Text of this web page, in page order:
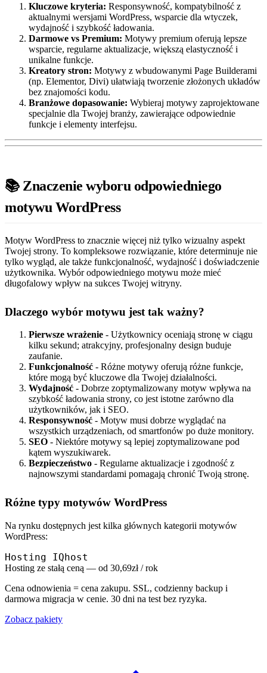
Kluczowe kryteria: Responsywność, kompatybilność z
aktualnymi wersjami WordPress, wsparcie dla wtyczek,
wydajność i szybkość ładowania.
Darmowe vs Premium: Motywy premium oferują lepsze
wsparcie, regularne aktualizacje, większą elastyczność i
unikalne funkcje.
Kreatory stron: Motywy z wbudowanymi Page Builderami
(np. Elementor, Divi) ułatwiają tworzenie złożonych układów
bez znajomości kodu.
Branżowe dopasowanie: Wybieraj motywy zaprojektowane
specjalnie dla Twojej branży, zawierające odpowiednie
funkcje i elementy interfejsu.
📚 Znaczenie wyboru odpowiedniego
motywu WordPress
Motyw WordPress to znacznie więcej niż tylko wizualny aspekt
Twojej strony. To kompleksowe rozwiązanie, które determinuje nie
tylko wygląd, ale także funkcjonalność, wydajność i doświadczenie
użytkownika. Wybór odpowiedniego motywu może mieć
długofalowy wpływ na sukces Twojej witryny.
Dlaczego wybór motywu jest tak ważny?
Pierwsze wrażenie - Użytkownicy oceniają stronę w ciągu
kilku sekund; atrakcyjny, profesjonalny design buduje
zaufanie.
Funkcjonalność - Różne motywy oferują różne funkcje,
które mogą być kluczowe dla Twojej działalności.
Wydajność - Dobrze zoptymalizowany motyw wpływa na
szybkość ładowania strony, co jest istotne zarówno dla
użytkowników, jak i SEO.
Responsywność - Motyw musi dobrze wyglądać na
wszystkich urządzeniach, od smartfonów po duże monitory.
SEO - Niektóre motywy są lepiej zoptymalizowane pod
kątem wyszukiwarek.
Bezpieczeństwo - Regularne aktualizacje i zgodność z
najnowszymi standardami pomagają chronić Twoją stronę.
Różne typy motywów WordPress
Na rynku dostępnych jest kilka głównych kategorii motywów
WordPress:
Hosting IQhost
Hosting ze stałą ceną — od 30,69zł / rok
Cena odnowienia = cena zakupu. SSL, codzienny backup i
darmowa migracja w cenie. 30 dni na test bez ryzyka.
Zobacz pakiety